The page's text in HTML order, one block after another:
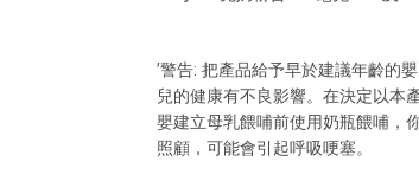
'警告: 把產品給予早於建議年齡的
兒的健康有不良影響。在決定以本
嬰建立母乳餵哺前使用奶瓶餵哺，
照顧，可能會引起呼吸哽塞。